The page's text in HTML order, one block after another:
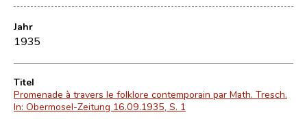
Jahr
1935
Titel
Promenade à travers le folklore contemporain par Math. Tresch.
In: Obermosel-Zeitung 16.09.1935, S. 1